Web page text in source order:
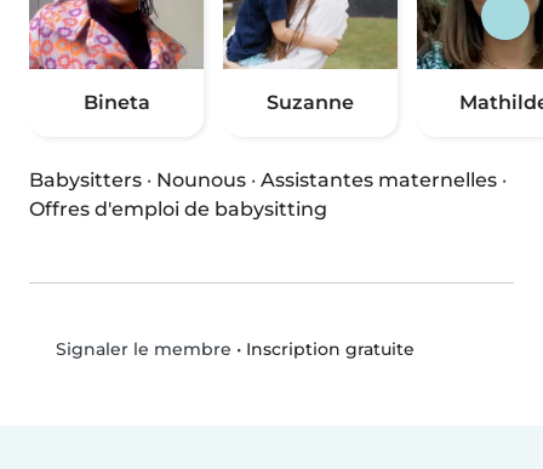
Bineta Suzanne
Babysitters · Nounous · Assistantes maternelles ·
Offres d'emploi de babysitting
Signaler le membre • Inscription gratuite